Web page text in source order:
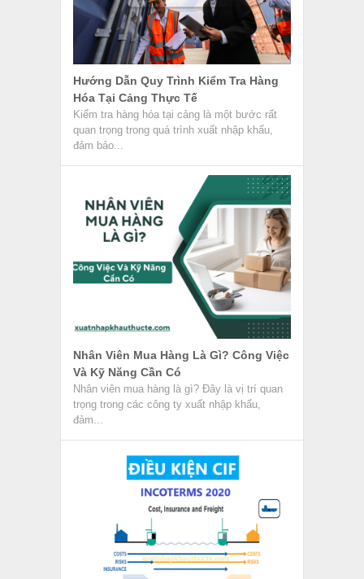
Nhân Viên Mua Hàng Là Gì? Công Việc
Và Kỹ Năng Cần Có
Nhân viên mua hàng là gì? Đây là vị trí quan
trọng trong các công ty xuất nhập khẩu,
đảm...
Điều Kiện CIF Trong Incoterms 2020
Trong giao dịch thương mại quốc tế, điều kiện
CIF thuộc điều kiện nhóm C trong phiên bản
Incoterms mới...
Mua Váy Công Chúa Của JUNBEE Có
Tốt Không?